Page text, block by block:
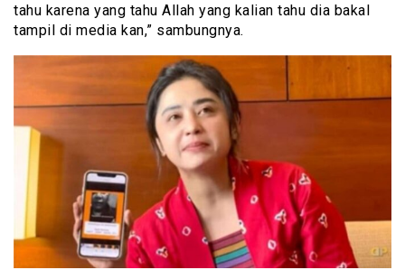
tahu karena yang tahu Allah yang kalian tahu dia bakal
tampil di media kan,” sambungnya.